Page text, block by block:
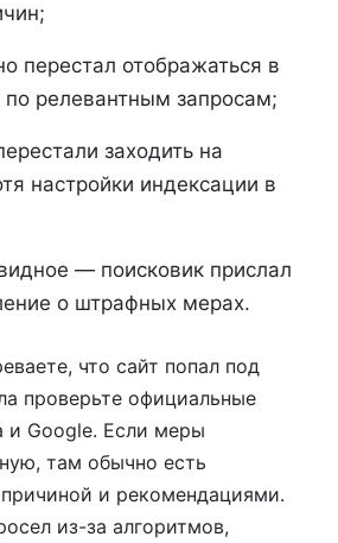
перестал отображаться в
релевантным запросам;
заходить на
настройки индексации в
— поисковик прислал
о штрафных мерах.
что сайт попал под
проверьте официальные
и Google. Если меры
там обычно есть
и рекомендациями.
из-за алгоритмов,